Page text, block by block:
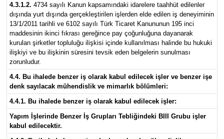
4.3.1.2. 4734 sayılı Kanun kapsamındaki idarelere taahhüt edilenler
dışında yurt dışında gerçekleştirilen işlerden elde edilen iş deneyiminin
13/1/2011 tarihli ve 6102 sayılı Türk Ticaret Kanununun 195 inci
maddesinin ikinci fıkrası gereğince pay çoğunluğuna dayanarak
kurulan şirketler topluluğu ilişkisi içinde kullanılması halinde bu hukuki
ilişkiyi ve bu ilişkinin süresini tevsik eden belgelerin sunulması
zorunludur.
4.4. Bu ihalede benzer iş olarak kabul edilecek işler ve benzer işe
denk sayılacak mühendislik ve mimarlık bölümleri:
4.4.1. Bu ihalede benzer iş olarak kabul edilecek işler:
Yapım İşlerinde Benzer İş Grupları Tebliğindeki BIII Grubu işler
kabul edilecektir.